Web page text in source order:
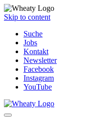
Skip to content
Suche
Jobs
Kontakt
Newsletter
Facebook
Instagram
YouTube